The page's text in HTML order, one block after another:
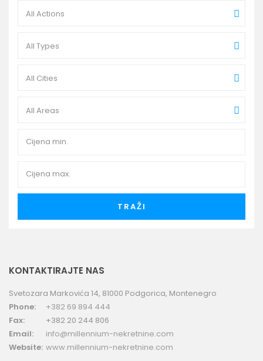
All Actions
All Types
All Cities
All Areas
TRAŽI
KONTAKTIRAJTE NAS
Svetozara Markovića 14, 81000 Podgorica, Montenegro
Phone:
+382 69 894 444
Fax:
+382 20 244 806
Email:
info@millennium-nekretnine.com
Website: www.millennium-nekretnine.com